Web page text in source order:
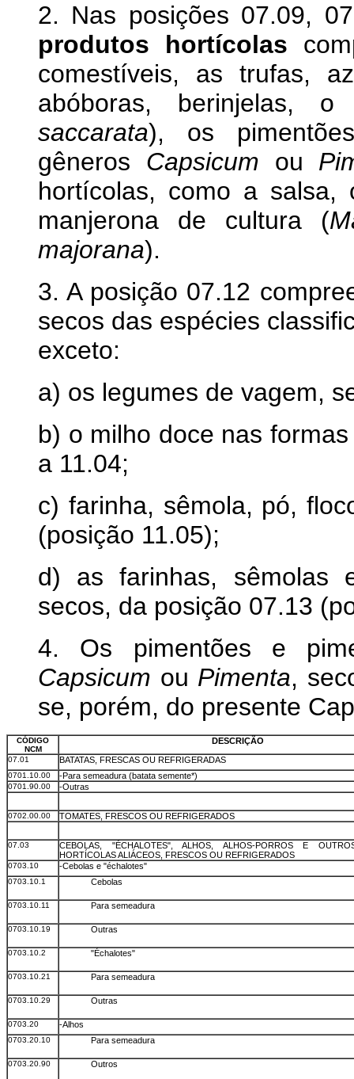
2. Nas posições 07.09,
produtos hortícolas
comestíveis, as trufas,
abóboras, berinjelas,
saccarata), os
gêneros Capsicum ou
hortícolas, como a
manjerona de cultura (
majorana).
3. A posição 07.12
secos das espécies
exceto:
a) os legumes de vagem,
b) o milho doce nas
a 11.04;
c) farinha, sêmola, pó,
(posição 11.05);
d) as farinhas, sêmolas
secos, da posição 07.13
4. Os pimentões e
Capsicum ou Pimenta,
se, porém, do presente
CÓDIGO
NCM
DESCRIÇÃO
07.01 BATATAS, FRESCAS OU REFRIGERADAS
0701.10.00 -Para semeadura (batata semente*)
0701.90.00 -Outras
0702.00.00 TOMATES, FRESCOS OU REFRIGERADOS
07.03
CEBOLAS, "ÉCHALOTES", ALHOS, ALHOS-PORROS E
HORTÍCOLAS ALIÁCEOS, FRESCOS OU REFRIGERADOS
0703.10 -Cebolas e "échalotes"
0703.10.1 Cebolas
0703.10.11 Para semeadura
0703.10.19 Outras
0703.10.2 "Échalotes"
0703.10.21 Para semeadura
0703.10.29 Outras
0703.20 -Alhos
0703.20.10 Para semeadura
0703.20.90 Outros